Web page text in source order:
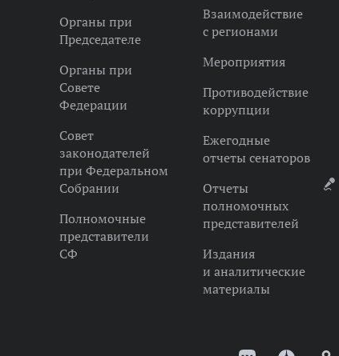
Органы при
Председателе
Органы при
Совете
Федерации
Совет
законодателей
при Федеральном
Собрании
Полномочные
представители
СФ
Взаимодействие
с регионами
Мероприятия
Противодействие
коррупции
Ежегодные
отчеты сенаторов
Отчеты
полномочных
представителей
Издания
и аналитические
материалы